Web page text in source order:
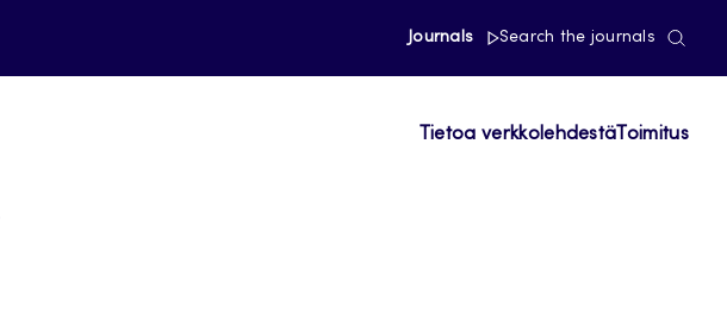
Journals Search the journals
Tietoa verkkolehdestä Toimitus